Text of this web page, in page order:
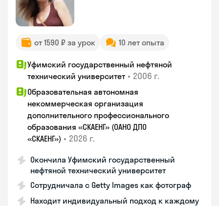
от 1590 ₽ за урок 10 лет опыта
Уфимский государственный нефтяной
технический университет • 2006 г.
Образовательная автономная
некоммерческая организация
дополнительного профессионального
образования «СКАЕНГ» (ОАНО ДПО
«СКАЕНГ») • 2026 г.
Окончила Уфимский государственный
нефтяной технический университет
Сотрудничала с Getty Images как фотограф
Находит индивидуальный подход к каждому